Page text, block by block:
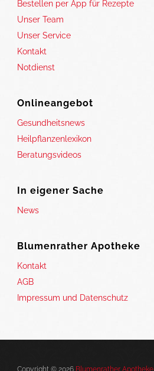
Bestellen per App für Rezepte
Unser Team
Unser Service
Kontakt
Notdienst
Onlineangebot
Gesundheitsnews
Heilpflanzenlexikon
Beratungsvideos
In eigener Sache
News
Blumenrather Apotheke
Kontakt
AGB
Impressum und Datenschutz
Copyright © 2026 Blumenrather Apotheke